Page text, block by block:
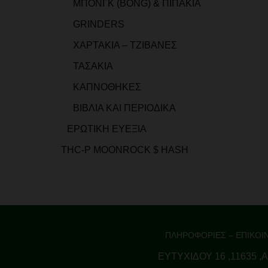
ΜΠΟΝΓΚ (BONG) & ΠΙΠΑΚΙΑ
GRINDERS
ΧΑΡΤΑΚΙΑ – ΤΖΙΒΑΝΕΣ
ΤΑΣΑΚΙΑ
ΚΑΠΝΟΘΗΚΕΣ
ΒΙΒΛΙΑ ΚΑΙ ΠΕΡΙΟΔΙΚΑ
ΕΡΩΤΙΚΗ ΕΥΕΞΙΑ
THC-P MOONROCK $ HASH
ΠΛΗΡΟΦΟΡΙΕΣ –
ΕΥΤΥΧΙΔΟΥ 16 ,11635